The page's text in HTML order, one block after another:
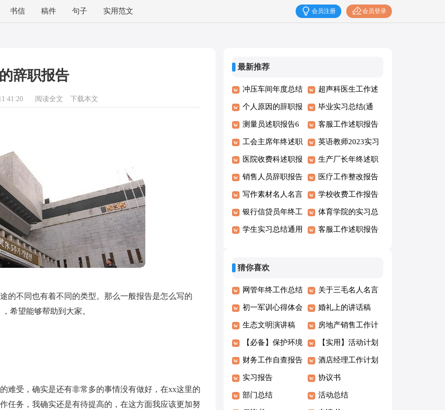
书信 稿件 句子 实用范文 会员登录
会员注册
辞职报告
阅读全文 下载本文
的不同也有着不同的类型。那么一般报告是怎么写的
希望能够帮助到大家。
难受，确实是还有非常多的事情没有做好，在xx这里的
任务，我确实还是有待提高的，在这方面我应该更加努
最新推荐
冲压车间年度总结 超声科医生工作述
职报告
个人原因的辞职报
告 15篇
毕业实习总结(通
用15篇)
测量员述职报告6
篇
客服工作述职报告
(15篇)
工会主席年终述职
报告范文
英语教师2023实习
总结
医院收费科述职报
告
生产厂长年终述职
报告11篇
销售人员辞职报告
集合15篇
医疗工作整改报告
写作素材名人名言 学校收费工作报告
银行信贷员年终工
作总结15篇
体育学院的实习总
结
学生实习总结通用 客服工作述职报告
猜你喜欢
网管年终工作总结 关于三毛名人名言
（通用70句）
初一军训心得体会
(汇编15篇)
婚礼上的讲话稿
生态文明演讲稿 房地产销售工作计
划15篇
【必备】保护环境
建议书作文集锦9
篇
【实用】活动计划
范文汇总7篇
财务工作自查报告
(集合15篇)
酒店经理工作计划
实习报告 协议书
部门总结 活动总结